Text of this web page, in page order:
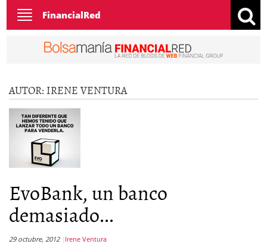
Toggle
navigation
FinancialRed
AUTOR: IRENE VENTURA
EvoBank, un banco
demasiado...
29 octubre, 2012 Irene Ventura